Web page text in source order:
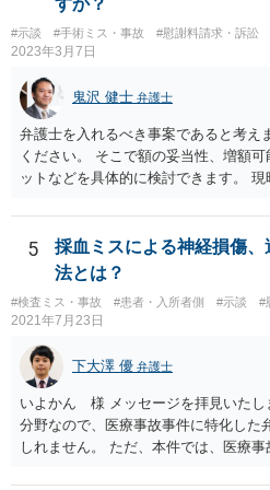
#示談 #手術ミス・事故 #慰謝料請求・訴訟
2023年3月7日
鬼沢 健士 弁護士
弁護士を入れるべき事案であると考え
ください。 そこで額の妥当性、増額
ットなどを具体的に検討できます。
5
採血ミスによる神経損傷
法とは？
#検査ミス・事故 #患者・入所者側 #示談 #
2021年7月23日
下大澤 優 弁護士
いよかん 様 メッセージを拝見いたし
分野なので、医療事故事件に特化した
しれません。 ただ、本件では、医療